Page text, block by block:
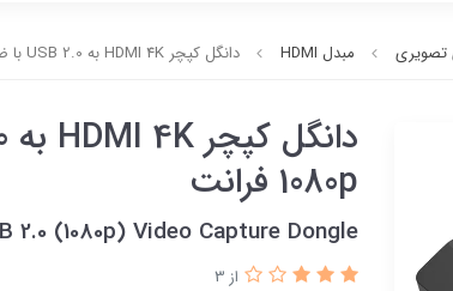
تصویری مبدل HDMI دانگل کپچر HDMI 4K به USB 2.0 با ضبط HD 1080p فرانت
1080p فرانت
2.0 (1080p) Video Capture Dongle
از 3